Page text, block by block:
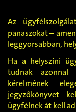
Az
panaszokat –
leggyorsabban,
Ha a helyszíni
tudnak
kérelmének
jegyzőkönyvet
ügyfélnek át kell